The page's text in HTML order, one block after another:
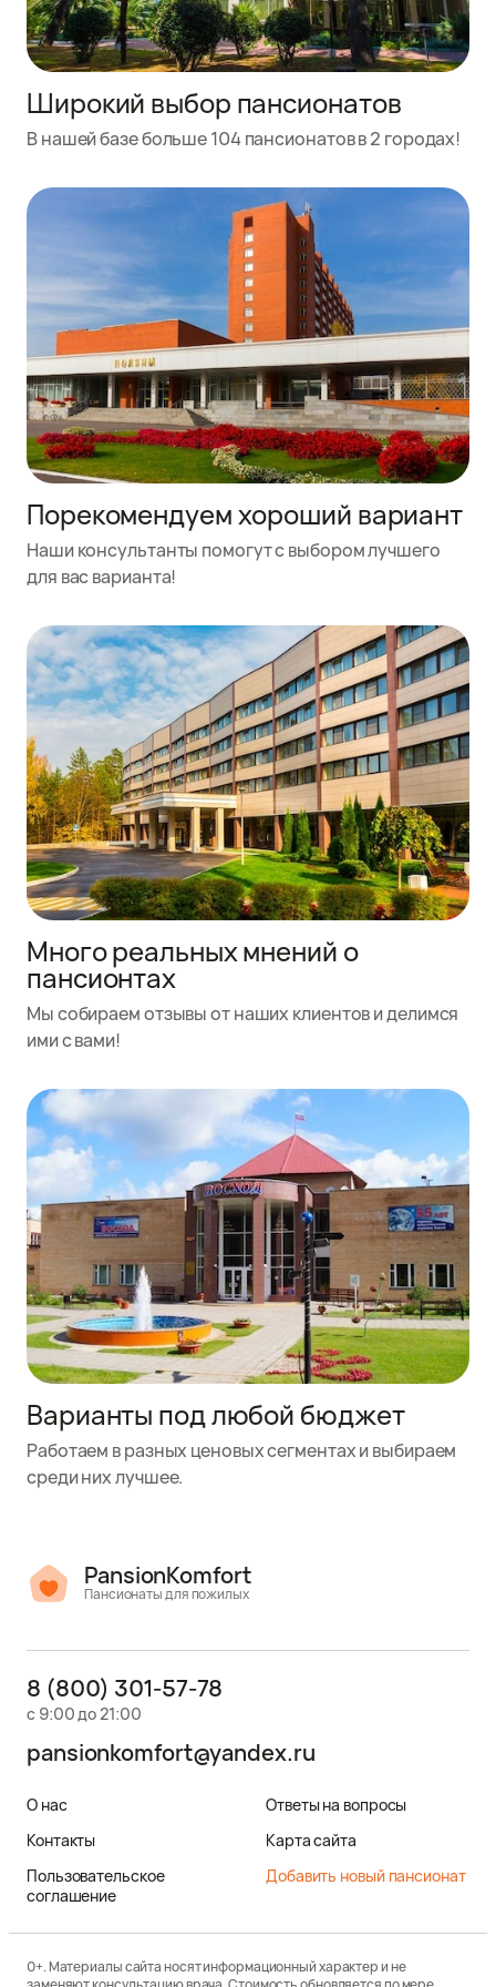
Широкий выбор пансионатов
В нашей базе больше 104 пансионатов в 2 городах!
Порекомендуем хороший вариант
Наши консультанты помогут с выбором лучшего
для вас варианта!
Много реальных мнений о
пансионтах
Мы собираем отзывы от наших клиентов и делимся
ими с вами!
Варианты под любой бюджет
Работаем в разных ценовых сегментах и выбираем
среди них лучшее.
PansionKomfort
Пансионаты для пожилых
8 (800) 301-57-78
с 9:00 до 21:00
pansionkomfort@yandex.ru
О нас
Контакты
Пользовательское
соглашение
Ответы на вопросы
Карта сайта
Добавить новый пансионат
0+. Материалы сайта носят информационный характер и не